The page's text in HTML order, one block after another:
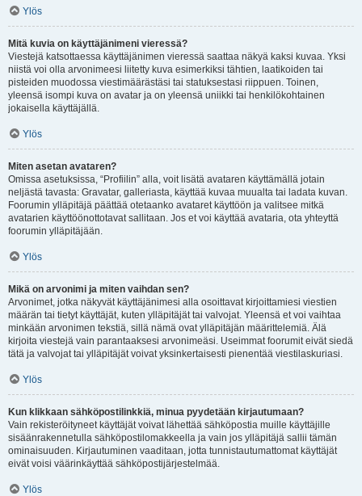
Ylös
Mitä kuvia on käyttäjänimeni vieressä?
Viestejä katsottaessa käyttäjänimen vieressä saattaa näkyä kaksi kuvaa. Yksi
niistä voi olla arvonimeesi liitetty kuva esimerkiksi tähtien, laatikoiden tai
pisteiden muodossa viestimäärästäsi tai statuksestasi riippuen. Toinen,
yleensä isompi kuva on avatar ja on yleensä uniikki tai henkilökohtainen
jokaisella käyttäjällä.
Ylös
Miten asetan avataren?
Omissa asetuksissa, “Profiilin” alla, voit lisätä avataren käyttämällä jotain
neljästä tavasta: Gravatar, galleriasta, käyttää kuvaa muualta tai ladata kuvan.
Foorumin ylläpitäjä päättää otetaanko avataret käyttöön ja valitsee mitkä
avatarien käyttöönottotavat sallitaan. Jos et voi käyttää avataria, ota yhteyttä
foorumin ylläpitäjään.
Ylös
Mikä on arvonimi ja miten vaihdan sen?
Arvonimet, jotka näkyvät käyttäjänimesi alla osoittavat kirjoittamiesi viestien
määrän tai tietyt käyttäjät, kuten ylläpitäjät tai valvojat. Yleensä et voi vaihtaa
minkään arvonimen tekstiä, sillä nämä ovat ylläpitäjän määrittelemiä. Älä
kirjoita viestejä vain parantaaksesi arvonimeäsi. Useimmat foorumit eivät siedä
tätä ja valvojat tai ylläpitäjät voivat yksinkertaisesti pienentää viestilaskuriasi.
Ylös
Kun klikkaan sähköpostilinkkiä, minua pyydetään kirjautumaan?
Vain rekisteröityneet käyttäjät voivat lähettää sähköpostia muille käyttäjille
sisäänrakennetulla sähköpostilomakkeella ja vain jos ylläpitäjä sallii tämän
ominaisuuden. Kirjautuminen vaaditaan, jotta tunnistautumattomat käyttäjät
eivät voisi väärinkäyttää sähköpostijärjestelmää.
Ylös